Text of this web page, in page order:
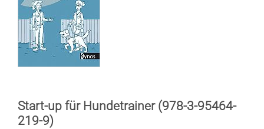
Start-up für Hundetrainer (978-3-95464-
219-9)